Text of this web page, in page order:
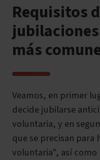
Requisitos
más
Veamos, en primer
decide jubilarse
voluntaria, y en
que se precisan para
voluntaria", así como